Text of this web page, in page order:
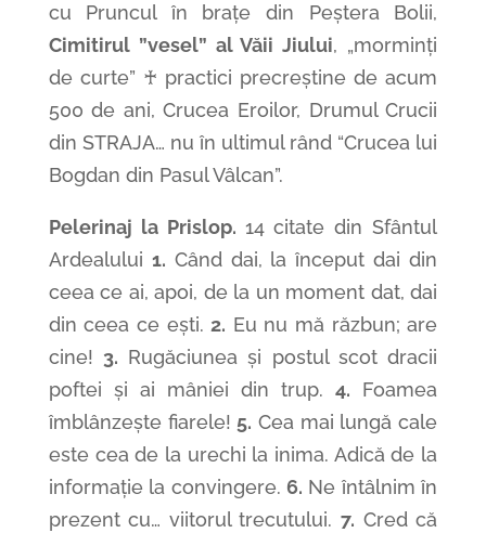
cu Pruncul în brațe din Peștera Bolii,
Cimitirul ”vesel” al Văii Jiului, „morminți
de curte” ♰ practici precreștine de acum
500 de ani, Crucea Eroilor, Drumul Crucii
din STRAJA… nu în ultimul rând “Crucea lui
Bogdan din Pasul Vâlcan”.
Pelerinaj la Prislop. 14 citate din Sfântul
Ardealului 1. Când dai, la început dai din
ceea ce ai, apoi, de la un moment dat, dai
din ceea ce ești. 2. Eu nu mă răzbun; are
cine! 3. Rugăciunea și postul scot dracii
poftei și ai mâniei din trup. 4.
Foamea
îmblânzește fiarele! 5. Cea mai lungă cale
este cea de la urechi la inima. Adică de la
informație la convingere. 6. Ne întâlnim în
prezent cu… viitorul trecutului. 7. Cred că